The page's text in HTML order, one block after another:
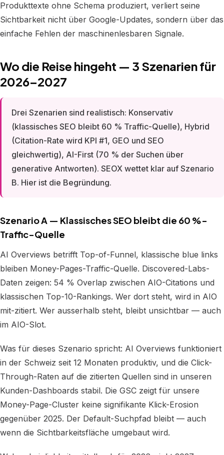
Produkttexte ohne Schema produziert, verliert seine
Sichtbarkeit nicht über Google-Updates, sondern über das
einfache Fehlen der maschinenlesbaren Signale.
Wo die Reise hingeht — 3 Szenarien für
2026–2027
Drei Szenarien sind realistisch: Konservativ
(klassisches SEO bleibt 60 % Traffic-Quelle), Hybrid
(Citation-Rate wird KPI #1, GEO und SEO
gleichwertig), AI-First (70 % der Suchen über
generative Antworten). SEOX wettet klar auf Szenario
B. Hier ist die Begründung.
Szenario A — Klassisches SEO bleibt die 60 %-
Traffic-Quelle
AI Overviews betrifft Top-of-Funnel, klassische blue links
bleiben Money-Pages-Traffic-Quelle. Discovered-Labs-
Daten zeigen: 54 % Overlap zwischen AIO-Citations und
klassischen Top-10-Rankings. Wer dort steht, wird in AIO
mit-zitiert. Wer ausserhalb steht, bleibt unsichtbar — auch
im AIO-Slot.
Was für dieses Szenario spricht: AI Overviews funktioniert
in der Schweiz seit 12 Monaten produktiv, und die Click-
Through-Raten auf die zitierten Quellen sind in unseren
Kunden-Dashboards stabil. Die GSC zeigt für unsere
Money-Page-Cluster keine signifikante Klick-Erosion
gegenüber 2025. Der Default-Suchpfad bleibt — auch
wenn die Sichtbarkeitsfläche umgebaut wird.